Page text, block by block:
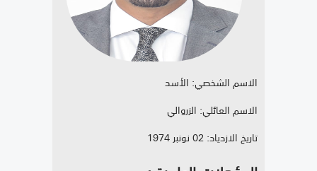
الاسم الشخصي: الأسد
الاسم العائلي: الزروالي
تاريخ الازدياد: 02 نونبر 1974